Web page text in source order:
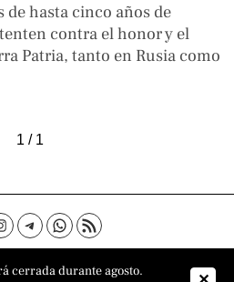
de hasta cinco años de
contra el honor y el
Patria, tanto en Rusia como
1 / 1
Política de privacidad
cerrada durante agosto.